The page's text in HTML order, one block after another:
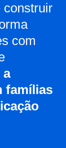
construir
com
a
famílias